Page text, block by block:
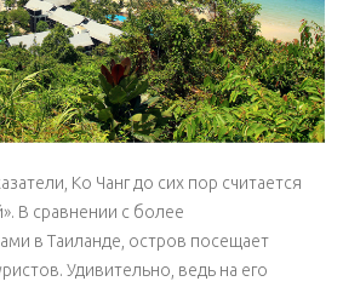
Ко Чанг до сих пор считается
В сравнении с более
в Таиланде, остров посещает
Удивительно, ведь на его